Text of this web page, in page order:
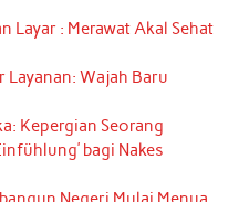
Layar : Merawat Akal Sehat
Layanan: Wajah Baru
Kepergian Seorang
bagi Nakes